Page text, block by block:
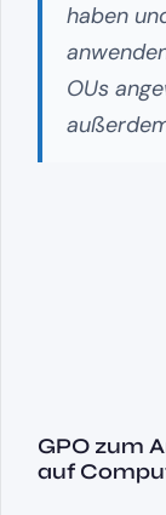
haben
OUs
GPO zum
auf